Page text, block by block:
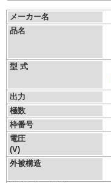
メーカー名
品名
型 式
出力
極数
枠番号
電圧
(V)
外被構造